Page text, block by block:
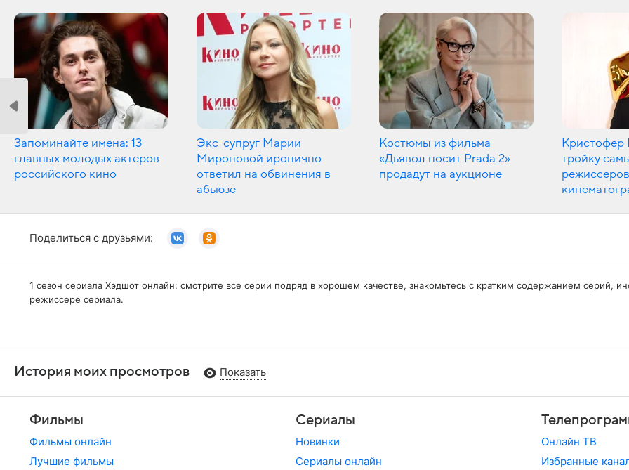
Запоминайте имена: 13
главных молодых актеров
российского кино
Экс-супруг Марии
Мироновой иронично
ответил на обвинения в
абьюзе
Костюмы из фильма
«Дьявол носит Prada 2»
продадут на аукционе
Кристофер
тройку
Поделиться с друзьями:
1 сезон сериала Хэдшот онлайн: смотрите все серии подряд в хорошем качестве, знакомьтесь с кратким содержанием серий,
режиссере сериала.
История моих просмотров Показать
Фильмы
Фильмы онлайн
Лучшие фильмы
Сериалы
Новинки
Сериалы онлайн
Онлайн ТВ
Избранные